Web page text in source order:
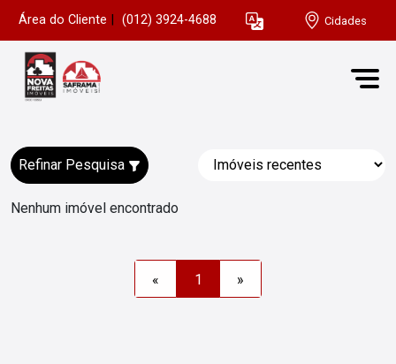
Área do Cliente (012) 3924-4688 Cidades
Refinar Pesquisa
Nenhum imóvel encontrado
« 1 »